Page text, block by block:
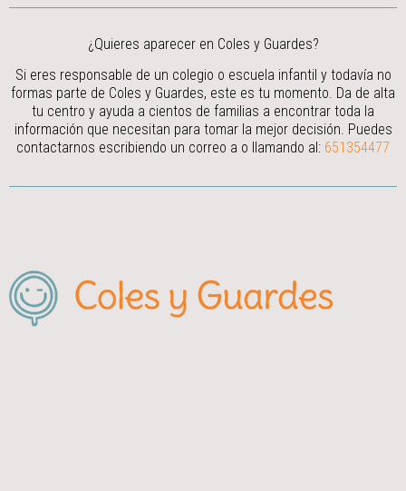
¿Quieres aparecer en Coles y Guardes?
Si eres responsable de un colegio o escuela infantil y todavía no
formas parte de Coles y Guardes, este es tu momento. Da de alta
tu centro y ayuda a cientos de familias a encontrar toda la
información que necesitan para tomar la mejor decisión. Puedes
contactarnos escribiendo un correo a o llamando al: 651354477